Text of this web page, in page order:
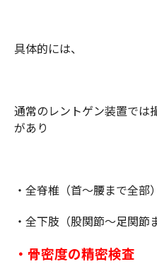
具体的には、
通常のレントゲン装置では
があり
・全脊椎（首～腰まで全部
・全下肢（股関節～足関
・骨密度の精密検査